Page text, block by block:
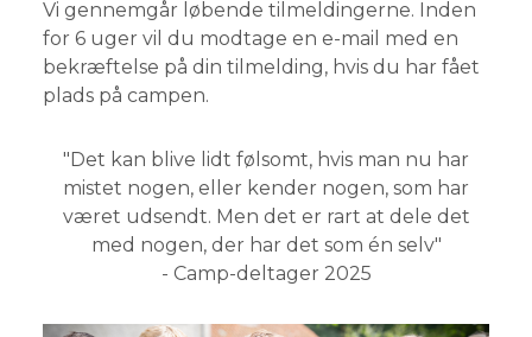
Vi gennemgår løbende tilmeldingerne. Inden
for 6 uger vil du modtage en e-mail med en
bekræftelse på din tilmelding, hvis du har fået
plads på campen.
"Det kan blive lidt følsomt, hvis man nu har
mistet nogen, eller kender nogen, som har
været udsendt. Men det er rart at dele det
med nogen, der har det som én selv"
- Camp-deltager 2025